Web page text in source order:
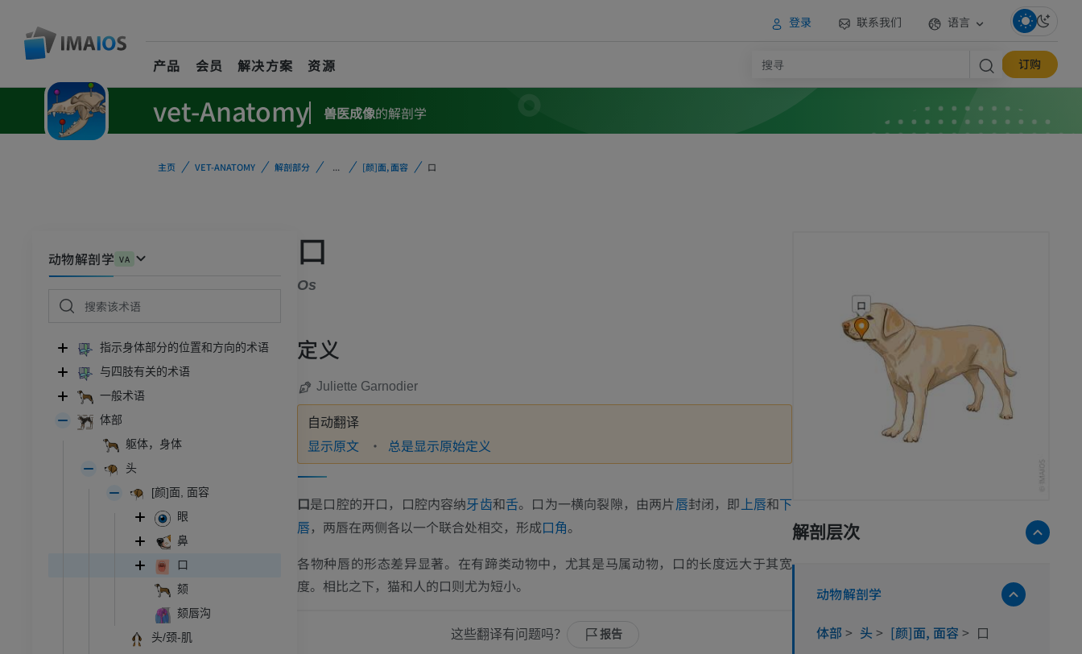
登录 联系我们 语言
产品 会员 解决方案 资源 订购
vet-Anatomy 兽医成像的解剖学
主页 VET-ANATOMY 解剖部分 ... [颜]面, 面容 口
动物解剖学 VA
指示身体部分的位置和方向的术语
与四肢有关的术语
一般术语
体部
躯体，身体
头
[颜]面, 面容
眼
鼻
口
颏
颏唇沟
头/颈-肌
口
Os
定义
Juliette Garnodier
自动翻译
显示原文 总是显示原始定义
口是口腔的开口，口腔内容纳牙齿和舌。口为一横向裂隙，由两片唇封闭，即 上唇和下
唇，两唇在两侧各以一个联合处相交，形成口角。
各物种唇的形态差异显著。在有蹄类动物中，尤其是马属动物，口的长度远大于其宽
度。相比之下，猫和人的口则尤为短小。
这些翻译有问题吗？ 报告
解剖层次
动物解剖学
体部 > 头> [颜]面, 面容 > 口